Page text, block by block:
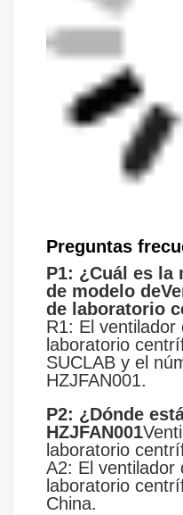
Preguntas
P1: ¿Cuál es la
de modelo de
de laboratorio
R1: El ventilador
laboratorio
SUCLAB y el
HZJFAN001.
P2: ¿Dónde
HZJFAN001
laboratorio
A2: El ventilador
laboratorio
China.